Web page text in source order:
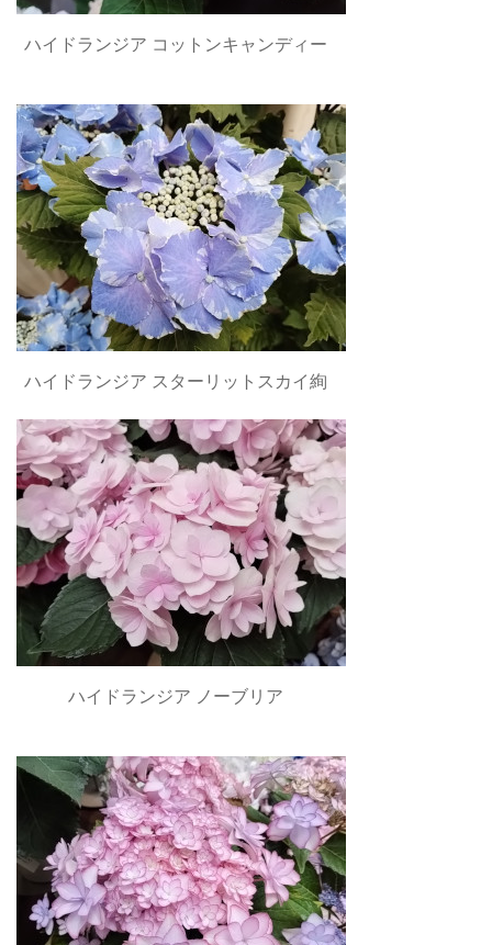
ハイドランジア コットンキャンディー
ハイドランジア スターリットスカイ絢
ハイドランジア ノーブリア